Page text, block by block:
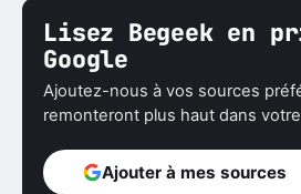
Lisez Begeek en
Google
Ajoutez-nous à vos sources
remonteront plus haut dans
Ajouter à mes sources